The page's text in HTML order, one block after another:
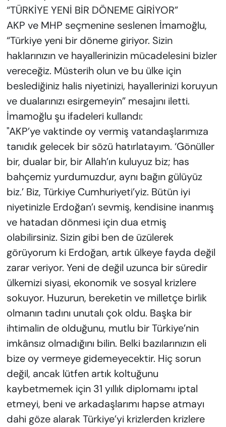
“TÜRKİYE YENİ BİR DÖNEME GİRİYOR”
AKP ve MHP seçmenine seslenen İmamoğlu,
“Türkiye yeni bir döneme giriyor. Sizin
haklarınızın ve hayallerinizin mücadelesini bizler
vereceğiz. Müsterih olun ve bu ülke için
beslediğiniz halis niyetinizi, hayallerinizi koruyun
ve dualarınızı esirgemeyin” mesajını iletti.
İmamoğlu şu ifadeleri kullandı:
"AKP’ye vaktinde oy vermiş vatandaşlarımıza
tanıdık gelecek bir sözü hatırlatayım. ‘Gönüller
bir, dualar bir, bir Allah’ın kuluyuz biz; has
bahçemiz yurdumuzdur, aynı bağın gülüyüz
biz.’ Biz, Türkiye Cumhuriyeti’yiz. Bütün iyi
niyetinizle Erdoğan’ı sevmiş, kendisine inanmış
ve hatadan dönmesi için dua etmiş
olabilirsiniz. Sizin gibi ben de üzülerek
görüyorum ki Erdoğan, artık ülkeye fayda değil
zarar veriyor. Yeni de değil uzunca bir süredir
ülkemizi siyasi, ekonomik ve sosyal krizlere
sokuyor. Huzurun, bereketin ve milletçe birlik
olmanın tadını unutalı çok oldu. Başka bir
ihtimalin de olduğunu, mutlu bir Türkiye’nin
imkânsız olmadığını bilin. Belki bazılarınızın eli
bize oy vermeye gidemeyecektir. Hiç sorun
değil, ancak lütfen artık koltuğunu
kaybetmemek için 31 yıllık diplomamı iptal
etmeyi, beni ve arkadaşlarımı hapse atmayı
dahi göze alarak Türkiye’yi krizlerden krizlere